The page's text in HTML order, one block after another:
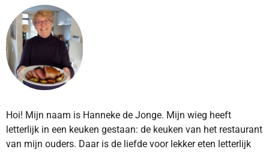
Hoi! Mijn naam is Hanneke de Jonge. Mijn wieg heeft
letterlijk in een keuken gestaan: de keuken van het restaurant
van mijn ouders. Daar is de liefde voor lekker eten letterlijk